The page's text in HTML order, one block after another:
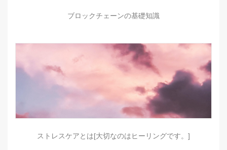
ブロックチェーンの基礎知識
ストレスケアとは[大切なのはヒーリングです。]